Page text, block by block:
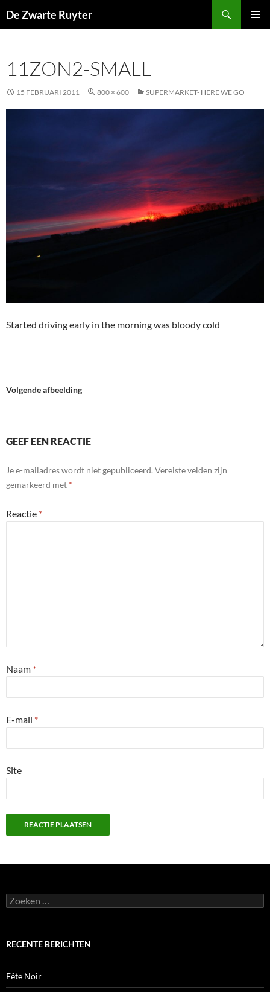
naar
De Zwarte Ruyter
11ZON2-SMALL
15 FEBRUARI 2011 800 × 600 SUPERMARKET- HERE WE GO
Started driving early in the morning was bloody cold
Volgende afbeelding
GEEF EEN REACTIE
Je e-mailadres wordt niet gepubliceerd. Vereiste velden zijn
gemarkeerd met *
Reactie *
Naam *
E-mail *
Site
Zoeken
naar:
RECENTE BERICHTEN
Fête Noir